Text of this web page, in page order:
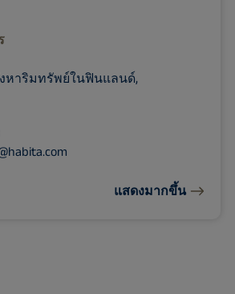
าริมทรัพย์ในฟินแลนด์,
แสดงมากขึ้น